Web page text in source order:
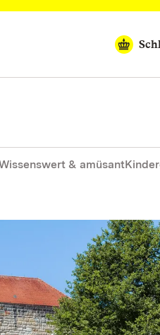
& amüsant